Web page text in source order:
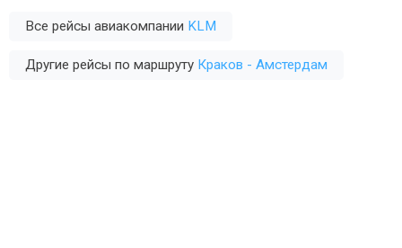
Все рейсы авиакомпании KLM
Другие рейсы по маршруту Краков - Амстердам